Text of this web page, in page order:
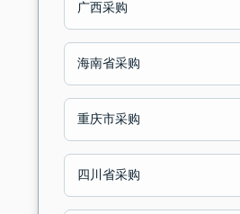
广西采购
海南省采购
重庆市采购
四川省采购